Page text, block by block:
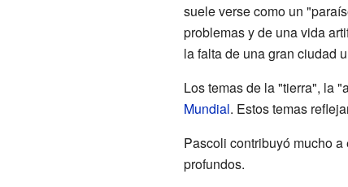
suele verse como un
problemas y de una vida
la falta de una gran ciudad
Los temas de la "tierra", la
Mundial. Estos temas
Pascoli contribuyó mucho
profundos.